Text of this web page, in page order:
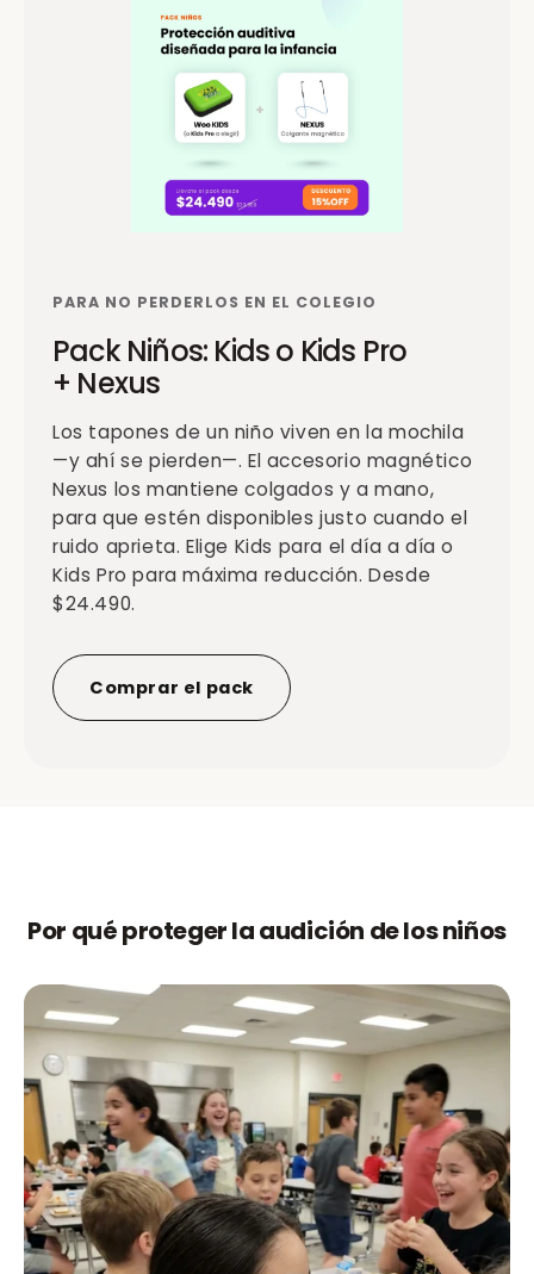
PARA NO PERDERLOS EN EL COLEGIO
Pack Niños: Kids o Kids Pro
+ Nexus
Los tapones de un niño viven en la mochila
—y ahí se pierden—. El accesorio magnético
Nexus los mantiene colgados y a mano,
para que estén disponibles justo cuando el
ruido aprieta. Elige Kids para el día a día o
Kids Pro para máxima reducción. Desde
$24.490.
Comprar el pack
Por qué proteger la audición de los niños